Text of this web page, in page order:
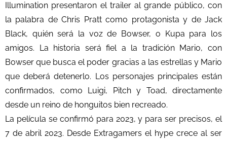
Illumination presentaron el trailer al grande público, con
la palabra de Chris Pratt como protagonista y de Jack
Black, quién será la voz de Bowser, o Kupa para los
amigos. La historia será fiel a la tradición Mario, con
Bowser que busca el poder gracias a las estrellas y Mario
que deberá detenerlo. Los personajes principales están
confirmados, como Luigi, Pitch y Toad, directamente
desde un reino de honguitos bien recreado.
La película se confirmó para 2023, y para ser precisos, el
7 de abril 2023. Desde Extragamers el hype crece al ser